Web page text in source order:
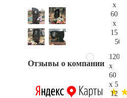
Отзывы о компании
x
60
x
15
120
x
60
x 5
12